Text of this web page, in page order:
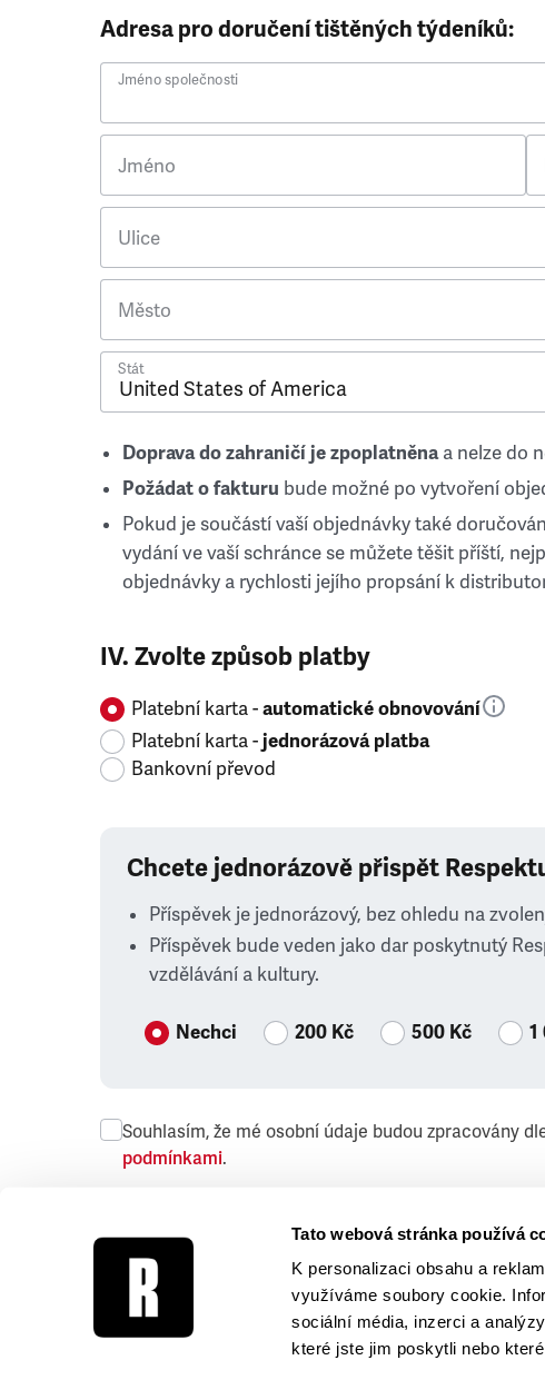
Tato webová stránka používá
K personalizaci obsahu a
využíváme soubory cookie.
sociální média, inzerci a
které jste jim poskytli nebo
Adresa pro doručení tištěných týdeníků:
Jméno společnosti
Jméno
Ulice
Město
Stát
Doprava do zahraničí je zpoplatněnaa nelze do
Požádat o fakturu bude možné po vytvoření
Pokud je součástí vaší objednávky také
vydání ve vaší schránce se můžete těšit příští,
objednávky a rychlosti jejího propsání k
IV. Zvolte způsob platby
Platební karta -automatické obnovování
Platební karta -jednorázová platba
Bankovní převod
Chcete jednorázově přispět
Příspěvek je jednorázový, bez ohledu na
Příspěvek bude veden jako dar poskytnutý
vzdělávání a kultury.
Nechci 200 Kč 500 Kč 1
Souhlasím, že mé osobní údaje budou zpracovány
podmínkami.